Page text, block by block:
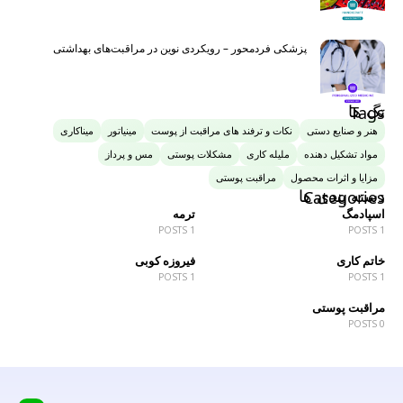
پزشکی فردمحور – رویکردی نوین در مراقبت‌های بهداشتی
Tags
تگ ها
هنر و صنایع دستی نکات و ترفند های مراقبت از پوست مینیاتور
میناکاری
مواد تشکیل دهنده
ملیله کاری مشکلات پوستی
مس و پرداز
مزایا و اثرات محصول
مراقبت پوستی
Categories
دسته بندی ها
اسپادمگ
1 POSTS
ترمه
1 POSTS
خاتم کاری
1 POSTS
فیروزه کوبی
1 POSTS
مراقبت پوستی
0 POSTS